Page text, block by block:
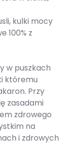
kulki mocy
100% z
w puszkach
któremu
Przy
zasadami
zdrowego
na
i zdrowych